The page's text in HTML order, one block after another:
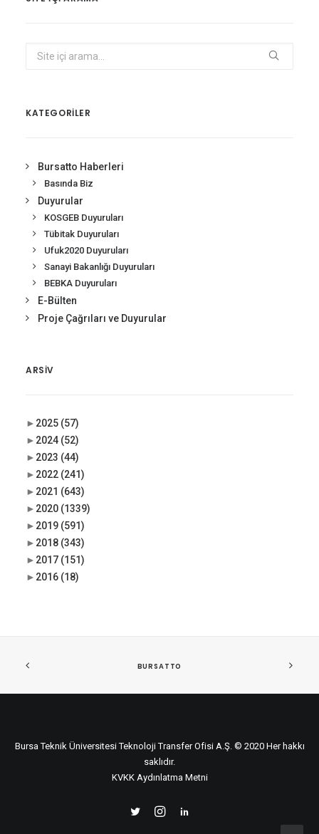
KATEGORİLER
Bursatto Haberleri
Basında Biz
Duyurular
KOSGEB Duyuruları
Tübitak Duyuruları
Ufuk2020 Duyuruları
Sanayi Bakanlığı Duyuruları
BEBKA Duyuruları
E-Bülten
Proje Çağrıları ve Duyurular
ARSIV
► 2025 (57)
► 2024 (52)
► 2023 (44)
► 2022 (241)
► 2021 (643)
► 2020 (1339)
► 2019 (591)
► 2018 (343)
► 2017 (151)
► 2016 (18)
BURSATTO
Bursa Teknik Üniversitesi Teknoloji Transfer Ofisi A.Ş. © 2020 Her hakkı
saklıdır.
KVKK Aydınlatma Metni